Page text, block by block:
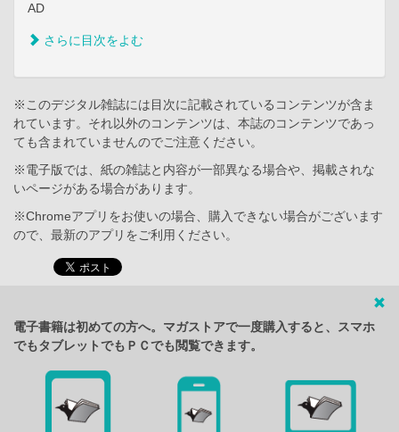
AD
さらに目次をよむ
※このデジタル雑誌には目次に記載されているコンテンツが含ま
れています。それ以外のコンテンツは、本誌のコンテンツであっ
ても含まれていませんのでご注意ください。
※電子版では、紙の雑誌と内容が一部異なる場合や、掲載されな
いページがある場合があります。
※Chromeアプリをお使いの場合、購入できない場合がございます
ので、最新のアプリをご利用ください。
電子書籍は初めての方へ。マガストアで一度購入すると、スマホ
でもタブレットでもＰＣでも閲覧できます。